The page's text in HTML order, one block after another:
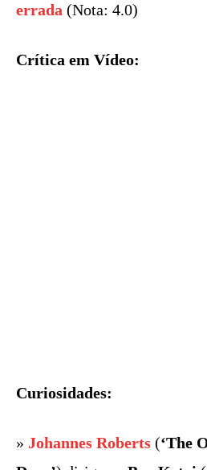
errada (Nota: 4.0)
Crítica em Vídeo:
Curiosidades:
» Johannes Roberts (‘The